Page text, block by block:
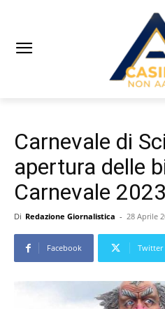
Carnevale di
apertura delle
Carnevale 2023
Di Redazione Giornalistica - 28 Aprile
Facebook Twitter